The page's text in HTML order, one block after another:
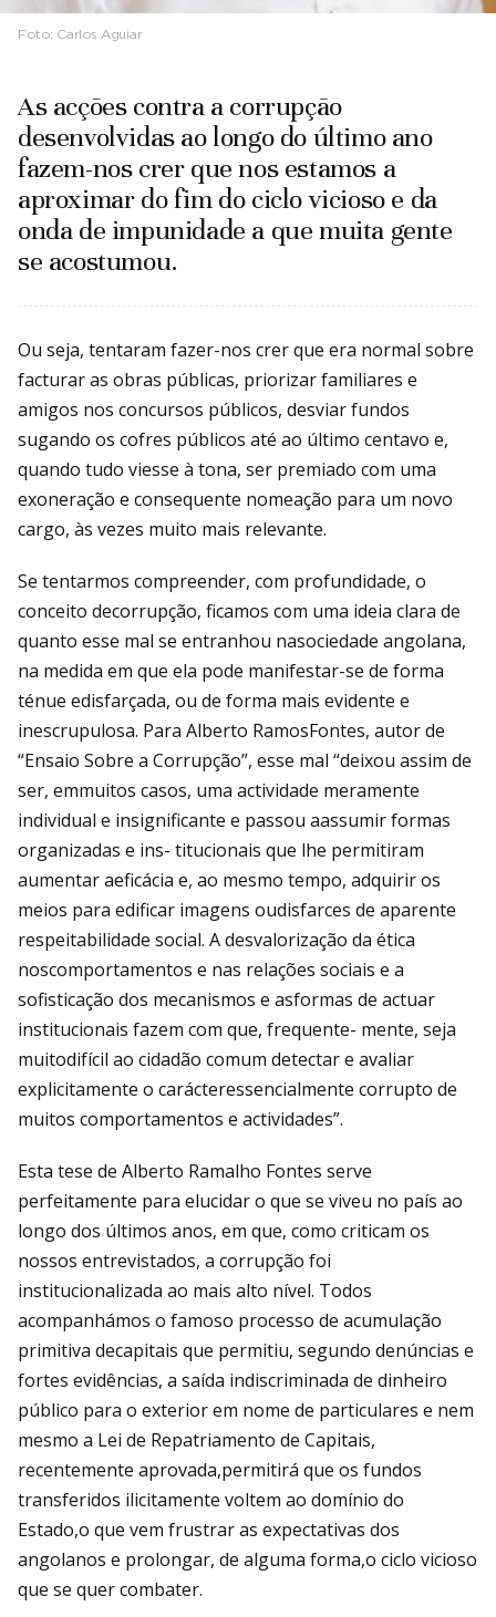
Foto: Carlos Aguiar
As acções contra a corrupção
desenvolvidas ao longo do último ano
fazem-nos crer que nos estamos a
aproximar do fim do ciclo vicioso e da
onda de impunidade a que muita gente
se acostumou.
Ou seja, tentaram fazer-nos crer que era normal sobre
facturar as obras públicas, priorizar familiares e
amigos nos concursos públicos, desviar fundos
sugando os cofres públicos até ao último centavo e,
quando tudo viesse à tona, ser premiado com uma
exoneração e consequente nomeação para um novo
cargo, às vezes muito mais relevante.
Se tentarmos compreender, com profundidade, o
conceito decorrupção, ficamos com uma ideia clara de
quanto esse mal se entranhou nasociedade angolana,
na medida em que ela pode manifestar-se de forma
ténue edisfarçada, ou de forma mais evidente e
inescrupulosa. Para Alberto RamosFontes, autor de
“Ensaio Sobre a Corrupção”, esse mal “deixou assim de
ser, emmuitos casos, uma actividade meramente
individual e insignificante e passou aassumir formas
organizadas e ins- titucionais que lhe permitiram
aumentar aeficácia e, ao mesmo tempo, adquirir os
meios para edificar imagens oudisfarces de aparente
respeitabilidade social. A desvalorização da ética
noscomportamentos e nas relações sociais e a
sofisticação dos mecanismos e asformas de actuar
institucionais fazem com que, frequente- mente, seja
muitodifícil ao cidadão comum detectar e avaliar
explicitamente o carácteressencialmente corrupto de
muitos comportamentos e actividades”.
Esta tese de Alberto Ramalho Fontes serve
perfeitamente para elucidar o que se viveu no país ao
longo dos últimos anos, em que, como criticam os
nossos entrevistados, a corrupção foi
institucionalizada ao mais alto nível. Todos
acompanhámos o famoso processo de acumulação
primitiva decapitais que permitiu, segundo denúncias e
fortes evidências, a saída indiscriminada de dinheiro
público para o exterior em nome de particulares e nem
mesmo a Lei de Repatriamento de Capitais,
recentemente aprovada,permitirá que os fundos
transferidos ilicitamente voltem ao domínio do
Estado,o que vem frustrar as expectativas dos
angolanos e prolongar, de alguma forma,o ciclo vicioso
que se quer combater.